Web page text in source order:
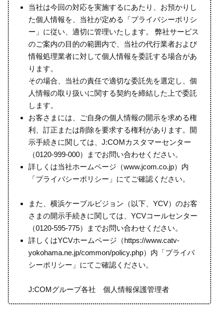
当社は今回の対応を実施するにあたり、お預かりし
た個人情報を、当社が定める「プライバシーポリシ
ー」に従い、適切に管理いたします。 弊社サービス
のご案内の目的の範囲内で、当社の代行業者および
情報処理業者に対して個人情報を委託する場合があ
ります。
その場合、当社の責任で適切な委託先を選定し、個
人情報の取り扱いに関する契約を締結した上で委託
します。
お客さまには、ご自身の個人情報の開示を求める権
利、訂正または削除を要求する権利があります。開
示手続きに関しては、J:COMカスタマーセンター
（0120-999-000）までお問い合わせください。
詳しくは当社ホームページ（www.jcom.co.jp）内
「プライバシーポリシー」にてご確認ください。
また、横浜ケーブルビジョン（以下、YCV）のお客
さまの開示手続きに関しては、YCVコールセンター
（0120-595-775）までお問い合わせください。
詳しくはYCVホームページ（https://www.catv-
yokohama.ne.jp/common/policy.php）内「プライバ
シーポリシー」にてご確認ください。
J:COMグループ各社 個人情報保護管理者